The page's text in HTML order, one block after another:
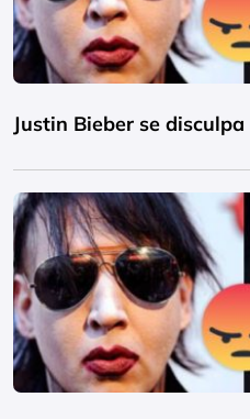
Justin Bieber se